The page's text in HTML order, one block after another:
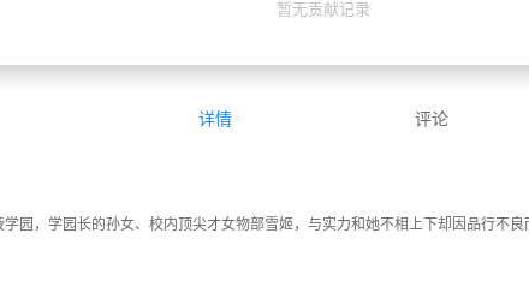
暂无贡献记录
详情 评论
园，学园长的孙女、校内顶尖才女物部雪姬，与实力和她不相上下却因品行不